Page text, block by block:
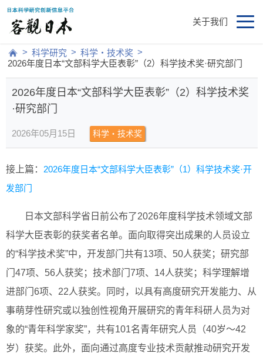
关于我们
> 科学研究 > 科学・技术奖 >
2026年度日本“文部科学大臣表彰”（2）科学技术奖·研究部门
2026年度日本“文部科学大臣表彰”（2）科学技术奖
·研究部门
2026年05月15日 科学・技术奖
接上篇： 2026年度日本“文部科学大臣表彰”（1）科学技术奖·开
发部门
日本文部科学省日前公布了2026年度科学技术领域文部
科学大臣表彰的获奖者名单。面向取得突出成果的人员设立
的“科学技术奖”中，开发部门共有13项、50人获奖；研究部
门47项、56人获奖；技术部门7项、14人获奖；科学理解增
进部门6项、22人获奖。同时，以具有高度研究开发能力、从
事萌芽性研究或以独创性视角开展研究的青年科研人员为对
象的“青年科学家奖”，共有101名青年研究人员（40岁～42
岁）获奖。此外，面向通过高度专业技术贡献推动研究开发